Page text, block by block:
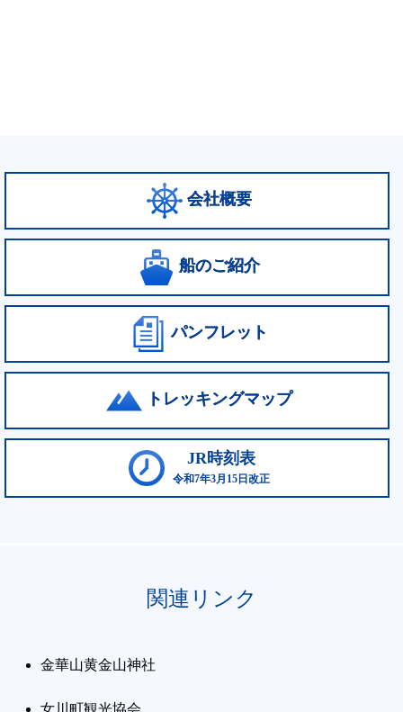
会社概要
船のご紹介
パンフレット
トレッキングマップ
JR時刻表
令和7年3月15日改正
関連リンク
金華山黄金山神社
女川町観光協会